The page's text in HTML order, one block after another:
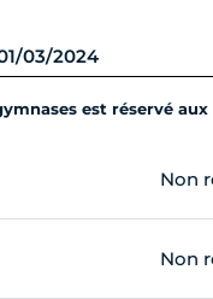
03/2024
est réservé
Non
Non